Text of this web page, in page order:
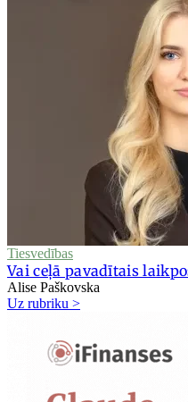
Tiesvedības
Vai ceļā pavadītais
Alise Paškovska
Uz rubriku >